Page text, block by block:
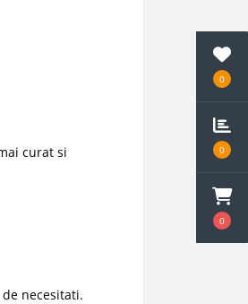
0
0
0
curat si
necesitati.